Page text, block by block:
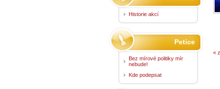
«
Historie akcí
Petice
Bez mírové politiky mír
nebude!
Kde podepsat